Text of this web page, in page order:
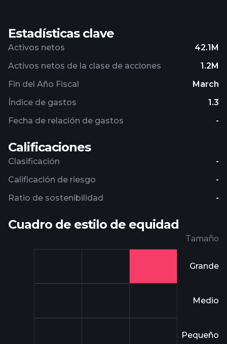
Estadísticas clave
Activos netos
42.1M
Activos netos de la clase de acciones
1.2M
Fin del Año Fiscal
March
Índice de gastos
1.3
Fecha de relación de gastos
-
Calificaciones
Clasificación
-
Calificación de riesgo
-
Ratio de sostenibilidad
-
Cuadro de estilo de equidad
Tamaño
Grande
Medio
Pequeño